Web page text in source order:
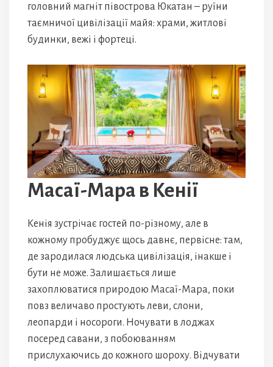
головний магніт півострова Юкатан – руїни
таємничої цивілізації майя: храми, житлові
будинки, вежі і фортеці.
Масаї-Мара в Кенії
Кенія зустрічає гостей по-різному, але в
кожному пробуджує щось давнє, первісне: там,
де зародилася людська цивілізація, інакше і
бути не може. Залишається лише
захоплюватися природою Масаї-Мара, поки
повз величаво простують леви, слони,
леопарди і носороги. Ночувати в лоджах
посеред савани, з побоюванням
прислухаючись до кожного шороху. Відчувати